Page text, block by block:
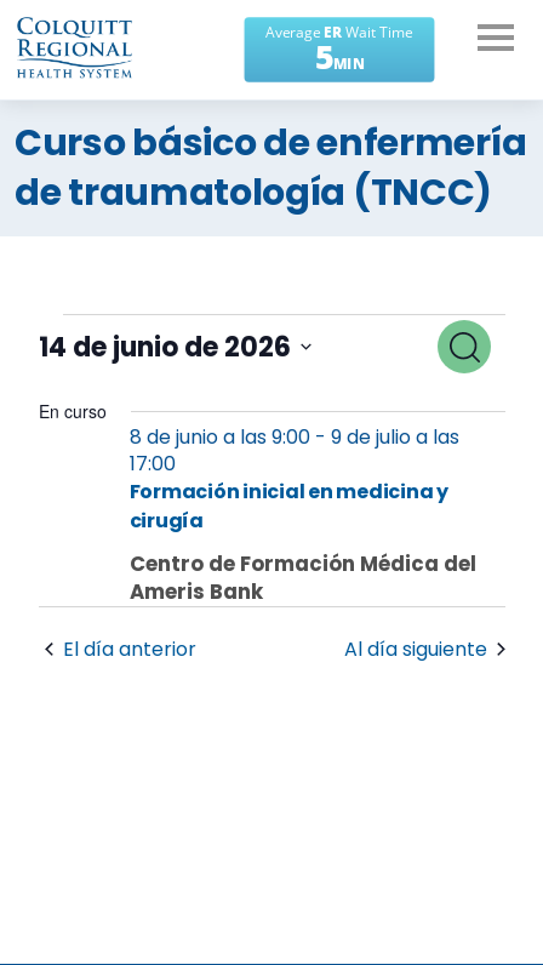
¿En qué podemos
ayudarte?
Curso básico de enfermería
de traumatología (TNCC)
Eventos
14
de
y
por
vistas
Buscar
14 de junio de 2026
una
En curso
Formación inicial en medicina y
cirugía
8 de junio a las 9:00- 9 de julio a las
17:00
Centro de Formación Médica del
Ameris Bank
El día anterior Al día siguiente